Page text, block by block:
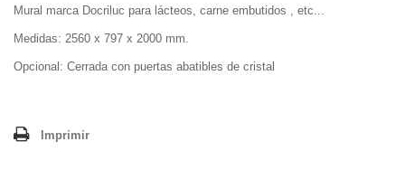
Mural marca Docriluc para lácteos, carne embutidos , etc...
Medidas: 2560 x 797 x 2000 mm.
Opcional: Cerrada con puertas abatibles de cristal
Imprimir